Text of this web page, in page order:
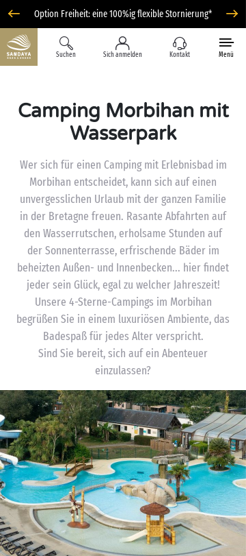
Option Freiheit: eine 100%ig flexible Stornierung*
Suchen Sich anmelden Kontakt Menü
Camping Morbihan mit
Wasserpark
Wer sich für einen Camping mit Erlebnisbad im
Morbihan entscheidet, kann sich auf einen
unvergesslichen Urlaub mit der ganzen Familie
in der Bretagne freuen. Rasante Abfahrten auf
den Wasserrutschen, erholsame Stunden auf
der Sonnenterrasse, erfrischende Bäder im
beheizten Außen- und Innenbecken... hier findet
jeder sein Glück, egal zu welcher Jahreszeit!
Unsere 4-Sterne-Campings im Morbihan
begrüßen Sie in einem luxuriösen Ambiente, das
Badespaß für jedes Alter verspricht.
Sind Sie bereit, sich auf ein Abenteuer
einzulassen?